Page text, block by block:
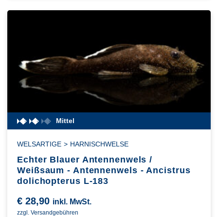
Mittel
WELSARTIGE > HARNISCHWELSE
Echter Blauer Antennenwels /
Weißsaum - Antennenwels - Ancistrus
dolichopterus L-183
€ 28,90 inkl. MwSt.
zzgl. Versandgebühren